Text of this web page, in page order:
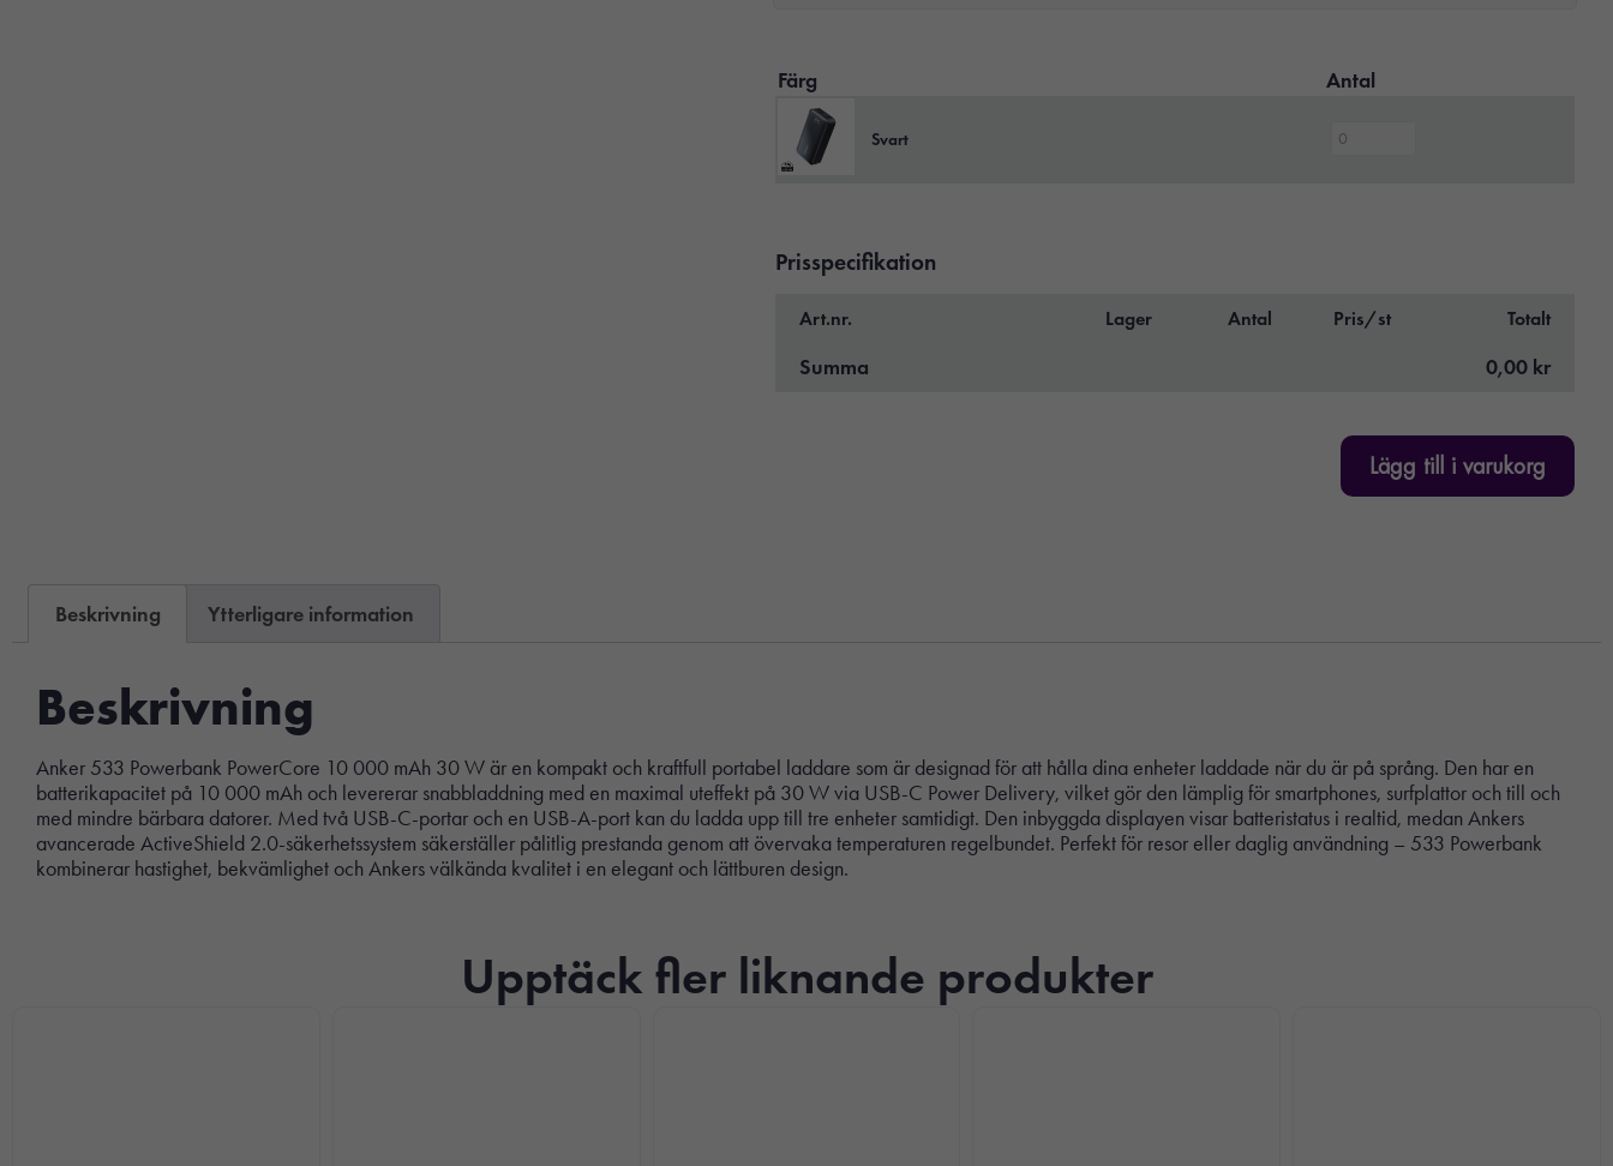
Färg Antal
Svart
Prisspecifikation
Art.nr. Lager Antal Pris/st Totalt
Summa 0,00 kr
Lägg till i varukorg
Beskrivning Ytterligare information
Beskrivning
Anker 533 Powerbank PowerCore 10 000 mAh 30 W är en kompakt och kraftfull portabel laddare som är designad för att hålla dina enheter laddade när du är på språng. Den har en
batterikapacitet på 10 000 mAh och levererar snabbladdning med en maximal uteffekt på 30 W via USB-C Power Delivery, vilket gör den lämplig för smartphones, surfplattor och till och
med mindre bärbara datorer. Med två USB-C-portar och en USB-A-port kan du ladda upp till tre enheter samtidigt. Den inbyggda displayen visar batteristatus i realtid, medan Ankers
avancerade ActiveShield 2.0-säkerhetssystem säkerställer pålitlig prestanda genom att övervaka temperaturen regelbundet. Perfekt för resor eller daglig användning – 533 Powerbank
kombinerar hastighet, bekvämlighet och Ankers välkända kvalitet i en elegant och lättburen design.
Upptäck fler liknande produkter